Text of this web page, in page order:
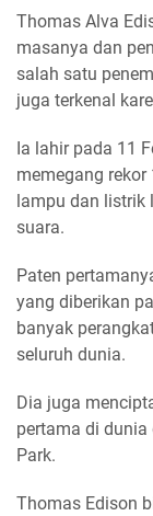
Thomas Alva
masanya dan
salah satu
juga terkenal
Ia lahir pada 11
memegang
lampu dan listrik
suara.
Paten
yang diberikan
banyak
seluruh dunia.
Dia juga
pertama di
Park.
Thomas Edison